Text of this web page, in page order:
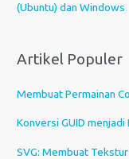
s
(Ubuntu) dan Windows
Artikel Populer
Membuat Permainan
Konversi GUID
SVG: Membuat